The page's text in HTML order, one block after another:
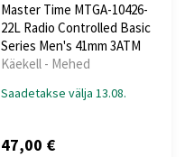
Master Time MTGA-10426-
22L Radio Controlled Basic
Series Men's 41mm 3ATM
Käekell - Mehed
Saadetakse välja 13.08.
47,00 €